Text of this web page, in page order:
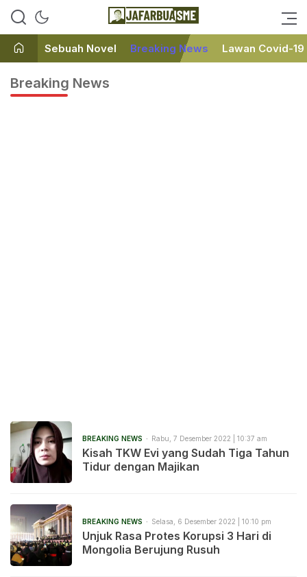
JafarBua
Ini bukan Media Online, Ini
Sebuah Novel Breaking News Lawan Covid-19
Breaking News
BREAKING NEWS Rabu, 7 Desember 2022 | 10:37 am
Kisah TKW Evi yang Sudah Tiga Tahun
Tidur dengan Majikan
BREAKING NEWS Selasa, 6 Desember 2022 | 10:10 pm
Unjuk Rasa Protes Korupsi 3 Hari di
Mongolia Berujung Rusuh